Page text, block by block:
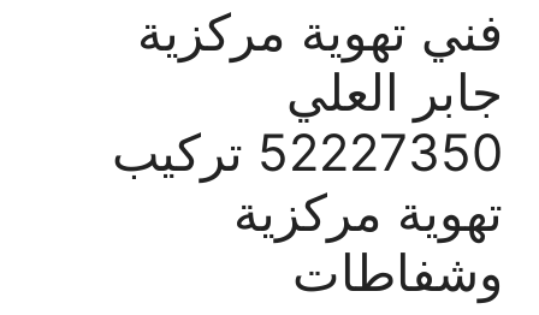
فني تهوية مركزية
جابر العلي
52227350 تركيب
تهوية مركزية
وشفاطات